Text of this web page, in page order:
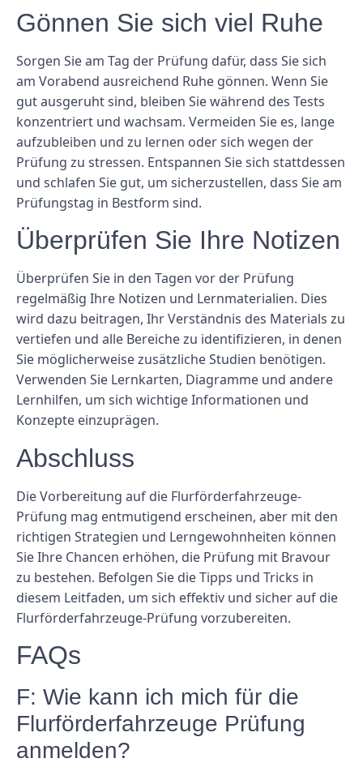
Gönnen Sie sich viel Ruhe
Sorgen Sie am Tag der Prüfung dafür, dass Sie sich
am Vorabend ausreichend Ruhe gönnen. Wenn Sie
gut ausgeruht sind, bleiben Sie während des Tests
konzentriert und wachsam. Vermeiden Sie es, lange
aufzubleiben und zu lernen oder sich wegen der
Prüfung zu stressen. Entspannen Sie sich stattdessen
und schlafen Sie gut, um sicherzustellen, dass Sie am
Prüfungstag in Bestform sind.
Überprüfen Sie Ihre Notizen
Überprüfen Sie in den Tagen vor der Prüfung
regelmäßig Ihre Notizen und Lernmaterialien. Dies
wird dazu beitragen, Ihr Verständnis des Materials zu
vertiefen und alle Bereiche zu identifizieren, in denen
Sie möglicherweise zusätzliche Studien benötigen.
Verwenden Sie Lernkarten, Diagramme und andere
Lernhilfen, um sich wichtige Informationen und
Konzepte einzuprägen.
Abschluss
Die Vorbereitung auf die Flurförderfahrzeuge-
Prüfung mag entmutigend erscheinen, aber mit den
richtigen Strategien und Lerngewohnheiten können
Sie Ihre Chancen erhöhen, die Prüfung mit Bravour
zu bestehen. Befolgen Sie die Tipps und Tricks in
diesem Leitfaden, um sich effektiv und sicher auf die
Flurförderfahrzeuge-Prüfung vorzubereiten.
FAQs
F: Wie kann ich mich für die
Flurförderfahrzeuge Prüfung
anmelden?